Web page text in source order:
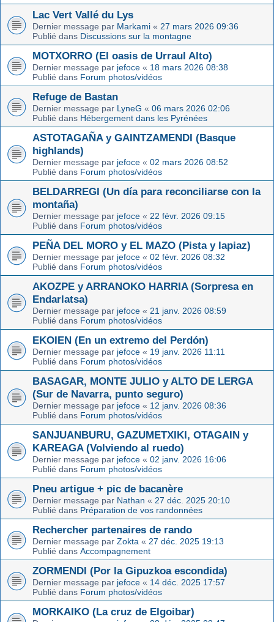
Lac Vert Vallé du Lys
Dernier message par Markami « 27 mars 2026 09:36
Publié dans Discussions sur la montagne
MOTXORRO (El oasis de Urraul Alto)
Dernier message par jefoce « 18 mars 2026 08:38
Publié dans Forum photos/vidéos
Refuge de Bastan
Dernier message par LyneG « 06 mars 2026 02:06
Publié dans Hébergement dans les Pyrénées
ASTOTAGAÑA y GAINTZAMENDI (Basque
highlands)
Dernier message par jefoce « 02 mars 2026 08:52
Publié dans Forum photos/vidéos
BELDARREGI (Un día para reconciliarse con la
montaña)
Dernier message par jefoce « 22 févr. 2026 09:15
Publié dans Forum photos/vidéos
PEÑA DEL MORO y EL MAZO (Pista y lapiaz)
Dernier message par jefoce « 02 févr. 2026 08:32
Publié dans Forum photos/vidéos
AKOZPE y ARRANOKO HARRIA (Sorpresa en
Endarlatsa)
Dernier message par jefoce « 21 janv. 2026 08:59
Publié dans Forum photos/vidéos
EKOIEN (En un extremo del Perdón)
Dernier message par jefoce « 19 janv. 2026 11:11
Publié dans Forum photos/vidéos
BASAGAR, MONTE JULIO y ALTO DE LERGA
(Sur de Navarra, punto seguro)
Dernier message par jefoce « 12 janv. 2026 08:36
Publié dans Forum photos/vidéos
SANJUANBURU, GAZUMETXIKI, OTAGAIN y
KAREAGA (Volviendo al ruedo)
Dernier message par jefoce « 02 janv. 2026 16:06
Publié dans Forum photos/vidéos
Pneu artigue + pic de bacanère
Dernier message par Nathan « 27 déc. 2025 20:10
Publié dans Préparation de vos randonnées
Rechercher partenaires de rando
Dernier message par Zokta « 27 déc. 2025 19:13
Publié dans Accompagnement
ZORMENDI (Por la Gipuzkoa escondida)
Dernier message par jefoce « 14 déc. 2025 17:57
Publié dans Forum photos/vidéos
MORKAIKO (La cruz de Elgoibar)